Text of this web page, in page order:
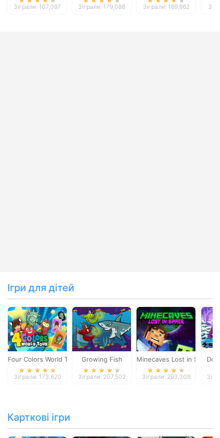
Зіграли: 107,097 Зіграли: 179,088 Зіграли: 169,862
Ігри для дітей
Four Colors World Tour
Зіграли: 173,620
Growing Fish
Зіграли: 207,502
Minecaves Lost in Space
Зіграли: 293,308
Карткові ігри